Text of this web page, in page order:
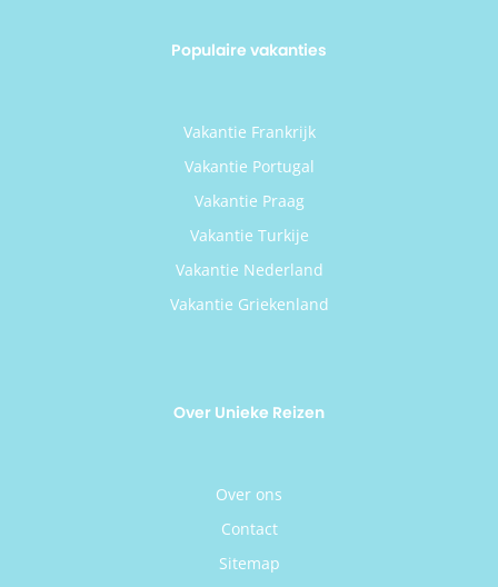
Populaire vakanties
Vakantie Frankrijk
Vakantie Portugal
Vakantie Praag
Vakantie Turkije
Vakantie Nederland
Vakantie Griekenland
Over Unieke Reizen
Over ons
Contact
Sitemap